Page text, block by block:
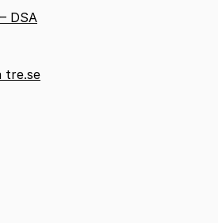
DSA
tre.se